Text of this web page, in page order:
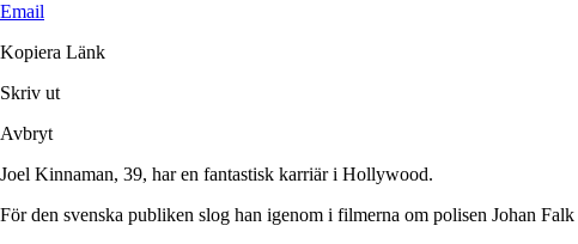
Email
Kopiera Länk
Skriv ut
Avbryt
Joel Kinnaman, 39, har en fantastisk karriär i Hollywood.
För den svenska publiken slog han igenom i filmerna om polisen Johan